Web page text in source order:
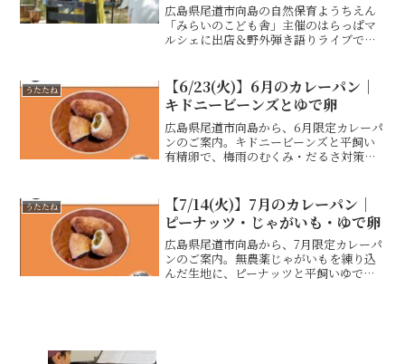
広島県尾道市向島の自然保育ようちえん
「みらいのこども舎」主催のはらっぱマ
ルシェに出店＆野外弾き語りライブで参
うたたね
【6/23(火)】6月のカレーパン｜
キドニービーンズとゆで卵
広島県尾道市向島から、6月限定カレーパ
ンのご案内。キドニービーンズと平飼い
有精卵で、梅雨のむくみ・だるさ対策
うたたね
【7/14(火)】7月のカレーパン｜
ピーナッツ・じゃがいも・ゆで卵
広島県尾道市向島から、7月限定カレーパ
ンのご案内。無農薬じゃがいもを練り込
んだ生地に、ピーナッツと平飼いゆで卵